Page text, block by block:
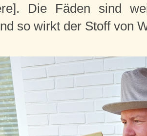
Die Fäden sind
so wirkt der Stoff von